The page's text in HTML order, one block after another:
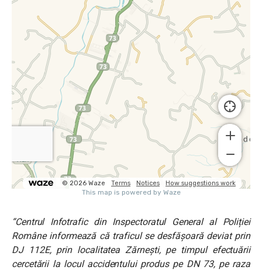
“Centrul Infotrafic din Inspectoratul General al Poliției
Române informează că traficul se desfășoară deviat prin
DJ 112E, prin localitatea Zărnești, pe timpul efectuării
cercetării la locul accidentului produs pe DN 73, pe raza